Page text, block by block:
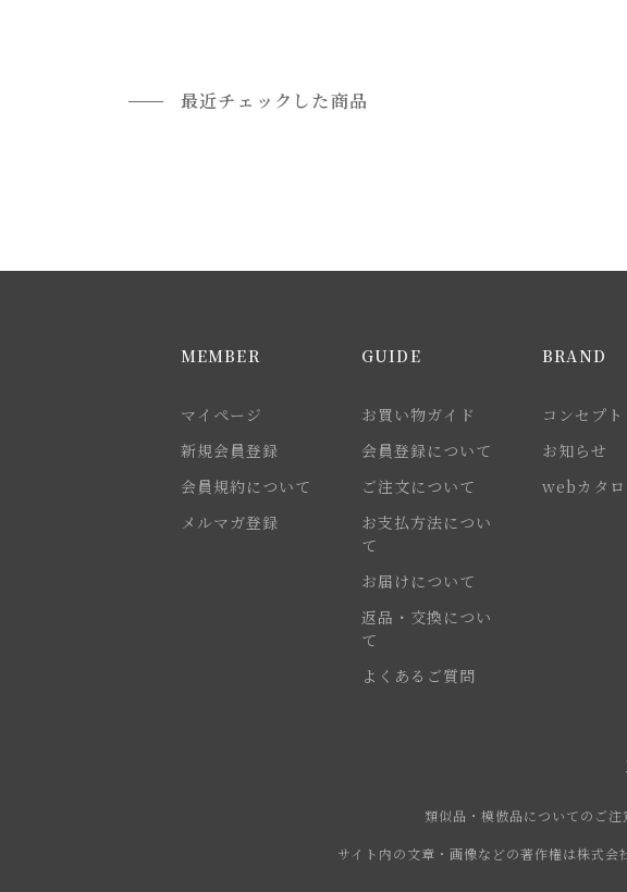
最近チェックした商品
MEMBER
マイページ
新規会員登録
会員規約について
メルマガ登録
GUIDE
お買い物ガイド
会員登録について
ご注文について
お支払方法につい
て
お届けについて
返品・交換につい
て
よくあるご質問
BRAND
コンセプト
お知らせ
webカタ
類似品・模倣品についてのご注
サイト内の文章・画像などの著作権は株式会